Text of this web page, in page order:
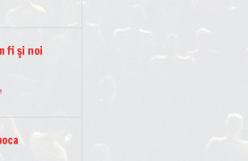
fi şi noi